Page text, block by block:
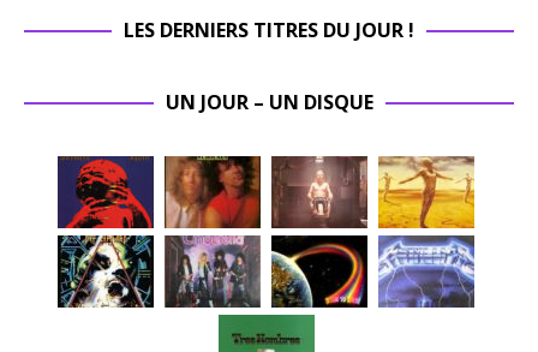
LES DERNIERS TITRES DU JOUR !
UN JOUR – UN DISQUE